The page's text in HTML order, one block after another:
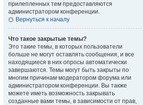
прилепленных тем предоставляются
администратором конференции.
Вернуться к началу
Что такое закрытые темы?
Это такие темы, в которых пользователи
больше не могут оставлять сообщения, и все
находящиеся в них опросы автоматически
завершаются. Темы могут быть закрыты по
многим причинам модератором форума или
администратором конференции. Вы также
можете иметь возможность закрывать
созданные вами темы, в зависимости от прав,